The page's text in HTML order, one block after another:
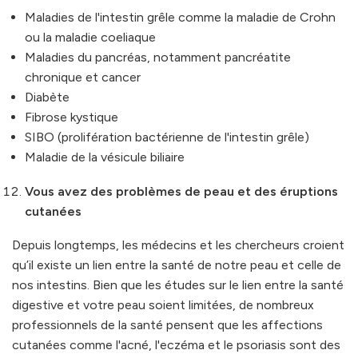
Maladies de l'intestin grêle comme la maladie de Crohn
ou la maladie coeliaque
Maladies du pancréas, notamment pancréatite
chronique et cancer
Diabète
Fibrose kystique
SIBO (prolifération bactérienne de l'intestin grêle)
Maladie de la vésicule biliaire
Vous avez des problèmes de peau et des éruptions
cutanées
Depuis longtemps, les médecins et les chercheurs croient
qu’il existe un lien entre la santé de notre peau et celle de
nos intestins. Bien que les études sur le lien entre la santé
digestive et votre peau soient limitées, de nombreux
professionnels de la santé pensent que les affections
cutanées comme l'acné, l'eczéma et le psoriasis sont des